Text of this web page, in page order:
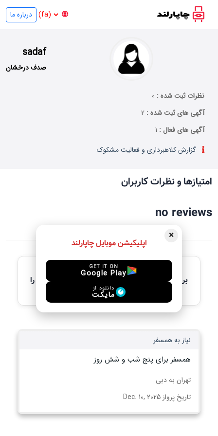
درباره ما
sadaf
صدف درخشان
نظرات ثبت شده : 0
آگهی های ثبت شده : 2
آگهی های فعال : 1
گزارش کلاهبرداری و فعالیت مشکوک
امتیازها و نظرات کاربران
no reviews
آخرین آگهی های فعال
برای مشاهده جزئیات کامل، لطفاً آگهی مورد نظر را
انتخاب کنید
نیاز به همسفر
همسفر برای پنج شب و شش روز
تهران به دبی
تاریخ پرواز Dec. 10, 2025
×
اپلیکیشن موبایل چاپارلند
GET IT ON
Google Play
دانلود از
مایکت